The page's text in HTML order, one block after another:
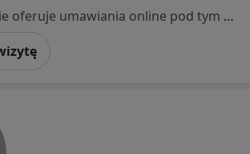
Specjalista nie oferuje umawiania online pod tym adresem.